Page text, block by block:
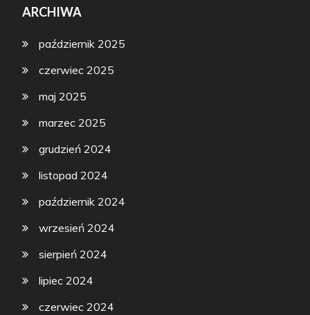
ARCHIWA
październik 2025
czerwiec 2025
maj 2025
marzec 2025
grudzień 2024
listopad 2024
październik 2024
wrzesień 2024
sierpień 2024
lipiec 2024
czerwiec 2024